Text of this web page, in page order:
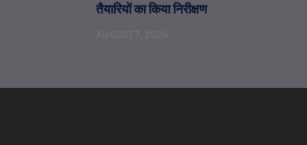
तैयारियों का किया निरीक्षण